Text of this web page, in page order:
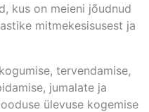
kus on meieni jõudnud
mitmekesisusest ja
tervendamise,
jumalate ja
ülevuse kogemise